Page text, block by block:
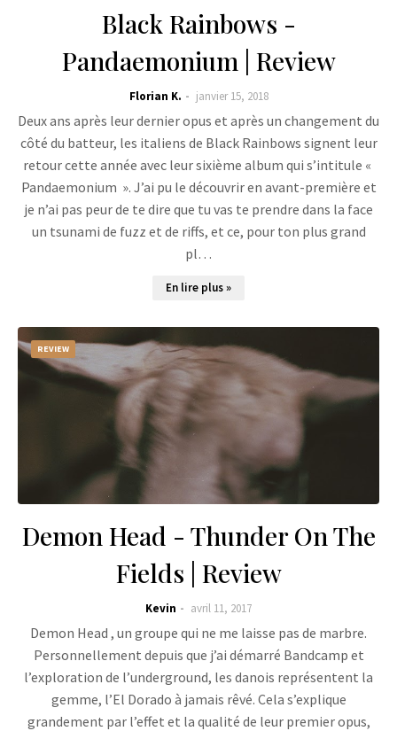
Black Rainbows -
Pandaemonium | Review
Florian K. janvier 15, 2018
Deux ans après leur dernier opus et après un changement du
côté du batteur, les italiens de Black Rainbows signent leur
retour cette année avec leur sixième album qui s’intitule «
Pandaemonium ». J’ai pu le découvrir en avant-première et
je n’ai pas peur de te dire que tu vas te prendre dans la face
un tsunami de fuzz et de riffs, et ce, pour ton plus grand
pl…
En lire plus »
REVIEW
Demon Head - Thunder On The
Fields | Review
Kevin avril 11, 2017
Demon Head , un groupe qui ne me laisse pas de marbre.
Personnellement depuis que j’ai démarré Bandcamp et
l’exploration de l’underground, les danois représentent la
gemme, l’El Dorado à jamais rêvé. Cela s’explique
grandement par l’effet et la qualité de leur premier opus,